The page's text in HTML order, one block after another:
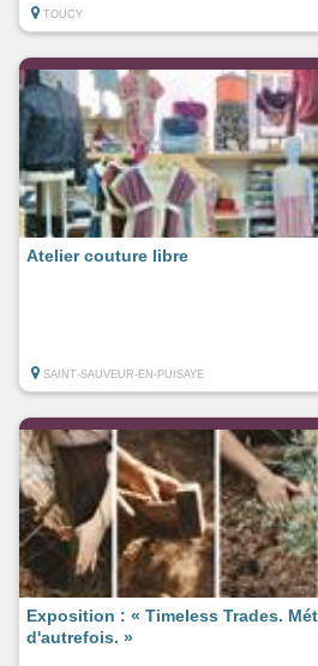
TOUCY
Atelier couture libre
SAINT-SAUVEUR-EN-PUISAYE
Exposition : « Timeless Trades.
d'autrefois. »